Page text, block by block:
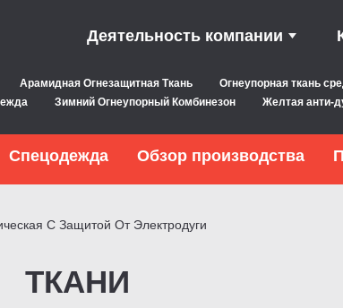
Деятельность компании
Арамидная Огнезащитная Ткань
Огнеупорная ткань
Зимний Огнеупорный Комбинезон Желтая анти-
Спецодежда Обзор производства
С Защитой От Электродуги
ТКАНИ